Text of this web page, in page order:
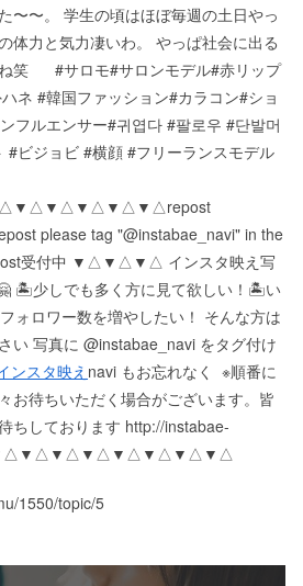
〜。ㅤ ㅤ学生の頃はほぼ毎週の土日やっ
力と気力凄いわ。ㅤ ㅤやっぱ社会に出る
ㅤㅤ ㅤㅤ ㅤㅤ ㅤㅤ ㅤ#サロモ#サロンモデル#赤リップ
ネ #韓国ファッション#カラコン#ショ
フルエンサー#귀엽다 #팔로우 #단발머
#ビジョビ #横顔 #フリーランスモデル
repost
please tag "@instabae_navi" in the
受付中 ▼△▼△▼△ インスタ映え写
🏝少しでも多く方に見て欲しい！ 🏝い
ォロワー数を増やしたい！ そんな方は
い 写真に @instabae_navi をタグ付け
ンスタ映え navi もお忘れなく ️ ※順番に
お待ちいただく場合がございます。 皆
ちしております http://instabae-
1550/topic/5